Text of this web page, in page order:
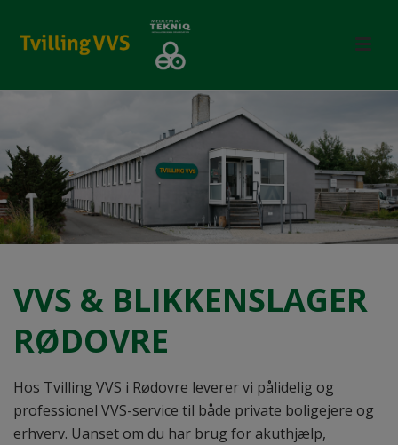
VVS & BLIKKENSLAGER
RØDOVRE
Hos Tvilling VVS i Rødovre leverer vi pålidelig og
professionel VVS-service til både private boligejere og
erhverv. Uanset om du har brug for akuthjælp,